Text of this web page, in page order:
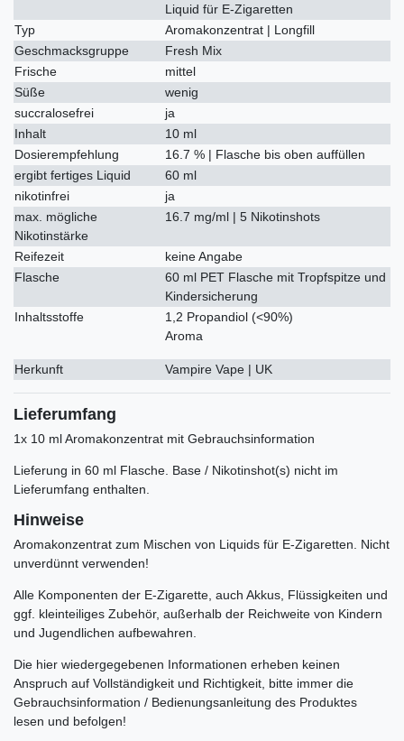
Liquid für E-Zigaretten
Typ
Aromakonzentrat | Longfill
Geschmacksgruppe
Fresh Mix
Frische
mittel
Süße
wenig
succralosefrei
ja
Inhalt
10 ml
Dosierempfehlung
16.7 % | Flasche bis oben auffüllen
ergibt fertiges Liquid
60 ml
nikotinfrei
ja
max. mögliche
Nikotinstärke
16.7 mg/ml | 5 Nikotinshots
Reifezeit
keine Angabe
Flasche
60 ml PET Flasche mit Tropfspitze und
Kindersicherung
Inhaltsstoffe
1,2 Propandiol (<90%)
Aroma
Herkunft Vampire Vape | UK
Lieferumfang
1x 10 ml Aromakonzentrat mit Gebrauchsinformation
Lieferung in 60 ml Flasche. Base / Nikotinshot(s) nicht im
Lieferumfang enthalten.
Hinweise
Aromakonzentrat zum Mischen von Liquids für E-Zigaretten. Nicht
unverdünnt verwenden!
Alle Komponenten der E-Zigarette, auch Akkus, Flüssigkeiten und
ggf. kleinteiliges Zubehör, außerhalb der Reichweite von Kindern
und Jugendlichen aufbewahren.
Die hier wiedergegebenen Informationen erheben keinen
Anspruch auf Vollständigkeit und Richtigkeit, bitte immer die
Gebrauchsinformation / Bedienungsanleitung des Produktes
lesen und befolgen!